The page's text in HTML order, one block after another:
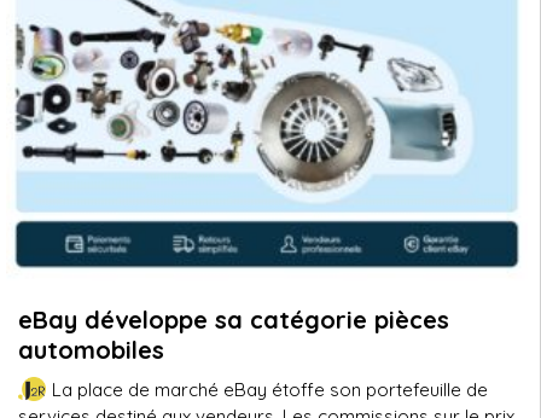
eBay développe sa catégorie pièces
automobiles
La place de marché eBay étoffe son portefeuille de